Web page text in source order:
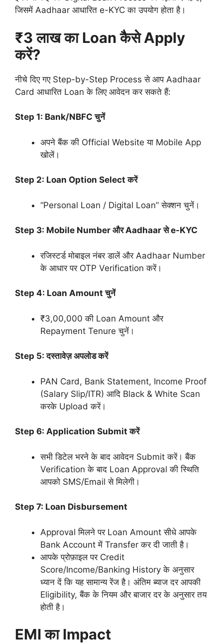
जिसमें Aadhaar आधारित e-KYC का उपयोग होता है।
₹3 लाख का Loan कैसे Apply
करें?
नीचे दिए गए Step-by-Step Process से आप Aadhaar
Card आधारित Loan के लिए आवेदन कर सकते हैं:
Step 1: Bank/NBFC चुनें
अपने बैंक की Official Website या Mobile App
खोलें।
Step 2: Loan Option Select करें
“Personal Loan / Digital Loan” सेक्शन चुनें।
Step 3: Mobile Number और Aadhaar से e-KYC
रजिस्टर्ड मोबाइल नंबर डालें और Aadhaar Number
के आधार पर OTP Verification करें।
Step 4: Loan Amount चुनें
₹3,00,000 की Loan Amount और
Repayment Tenure चुनें।
Step 5: दस्तावेज़ अपलोड करें
PAN Card, Bank Statement, Income Proof
(Salary Slip/ITR) आदि Black & White Scan
करके Upload करें।
Step 6: Application Submit करें
सभी डिटेल भरने के बाद आवेदन Submit करें। बैंक
Verification के बाद Loan Approval की स्थिति
आपको SMS/Email से मिलेगी।
Step 7: Loan Disbursement
Approval मिलने पर Loan Amount सीधे आपके
Bank Account में Transfer कर दी जाती है।
आपके प्रोफ़ाइल पर Credit
Score/Income/Banking History के अनुसार
ध्यान दें कि यह सामान्य रेंज है। अंतिम ब्याज दर आपकी
Eligibility, बैंक के नियम और बाजार दर के अनुसार तय
होती है।
EMI का Impact